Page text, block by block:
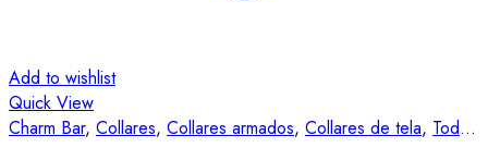
Add to wishlist
Quick View
Charm Bar, Collares, Collares armados, Collares de tela, Todas las Joyas